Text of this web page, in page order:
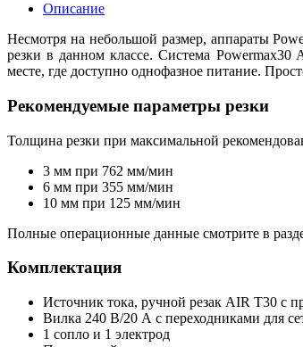
Описание
Несмотря на небольшой размер, аппараты
резки в данном классе. Система
месте, где доступно однофазное питание.
Рекомендуемые параметры резки
Толщина резки при максимальной
3 мм при 762 мм/мин
6 мм при 355 мм/мин
10 мм при 125 мм/мин
Полные операционные данные смотрите в
Комплектация
Источник тока, ручной резак AIR T30 с
Вилка 240 В/20 А с переходниками для
1 сопло и 1 электрод